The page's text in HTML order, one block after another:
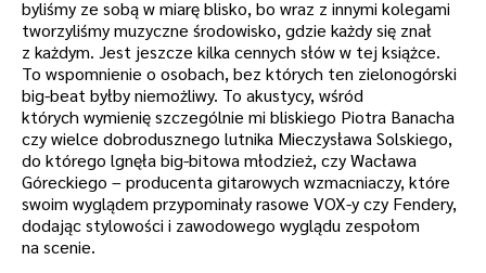
byliśmy ze sobą w miarę blisko, bo wraz z innymi kolegami
tworzyliśmy muzyczne środowisko, gdzie każdy się znał
z każdym. Jest jeszcze kilka cennych słów w tej książce.
To wspomnienie o osobach, bez których ten zielonogórski
big-beat byłby niemożliwy. To akustycy, wśród
których wymienię szczególnie mi bliskiego Piotra Banacha
czy wielce dobrodusznego lutnika Mieczysława Solskiego,
do którego lgnęła big-bitowa młodzież, czy Wacława
Góreckiego – producenta gitarowych wzmacniaczy, które
swoim wyglądem przypominały rasowe VOX-y czy Fendery,
dodając stylowości i zawodowego wyglądu zespołom
na scenie.